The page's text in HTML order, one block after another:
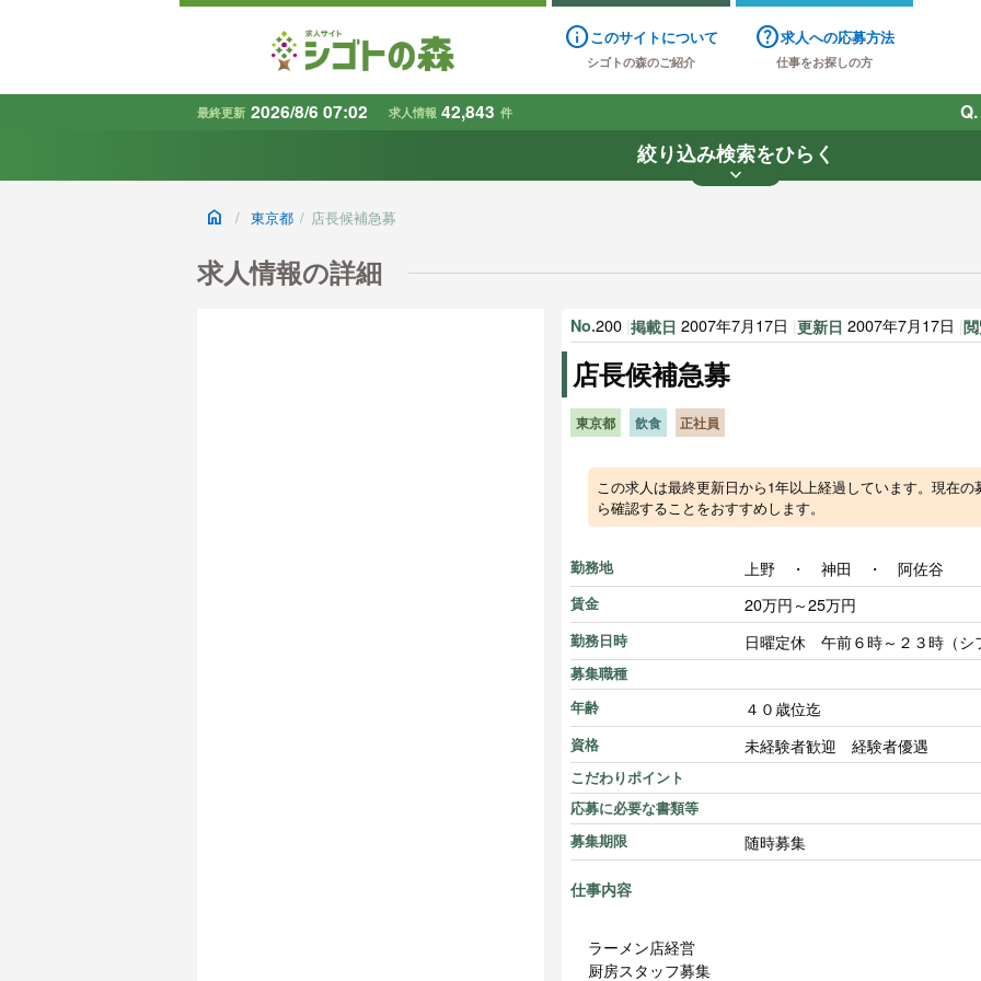
infoこのサイトについて
シゴトの森のご紹介
help求人への応募方法
仕事をお探しの方
最終更新 2026/8/6 07:02 求人情報 42,843 件 Q.
絞り込み検索をひらく
keyboard_arrow_down
条件から探す
地域 業種 雇用形態 賃金
キーワードで探す
home / 東京都 / 店長候補急募
求人情報の詳細
No.200 |掲載日 2007年7月17日 |更新日 2007年7月17日 |
店長候補急募
東京都 飲食 正社員
この求人は最終更新日から1年以上経過しています。現在
ら確認することをおすすめします。
勤務地 上野 ・ 神田 ・ 阿佐谷
賃金 20万円～25万円
勤務日時 日曜定休 午前６時～２３時（シ
募集職種
年齢
４０歳位迄
資格 未経験者歓迎 経験者優遇
こだわりポイント
応募に必要な書類等
募集期限
随時募集
仕事内容
ラーメン店経営
厨房スタッフ募集